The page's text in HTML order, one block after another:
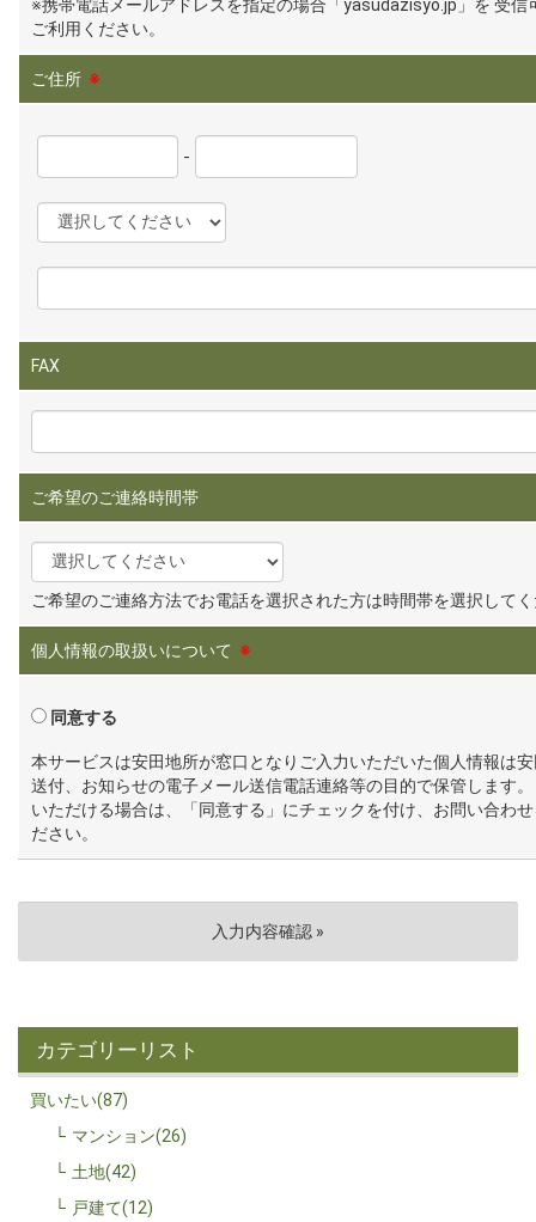
※携帯電話メールアドレスを指定の場合「yasudazisyo.jp」を 受信
ご利用ください。
ご住所 ※
-
FAX
ご希望のご連絡時間帯
ご希望のご連絡方法でお電話を選択された方は時間帯を選択して
個人情報の取扱いについて ※
同意する
本サービスは安田地所が窓口となりご入力いただいた個人情報は
送付、お知らせの電子メール送信電話連絡等の目的で保管します
いただける場合は、「同意する」にチェックを付け、お問い合わ
ださい。
カテゴリーリスト
買いたい(87)
マンション(26)
土地(42)
戸建て(12)